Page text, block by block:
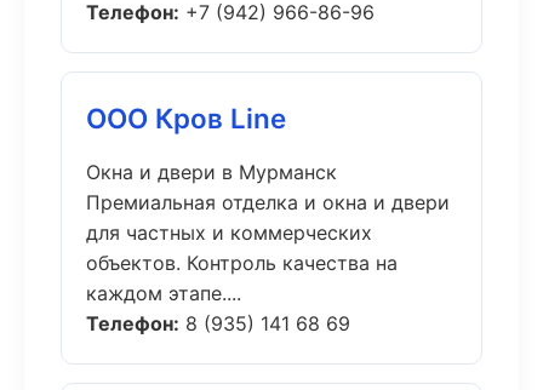
Телефон: +7 (942) 966-86-96
ООО Кров Line
Окна и двери в Мурманск
Премиальная отделка и окна и двери
для частных и коммерческих
объектов. Контроль качества на
каждом этапе....
Телефон: 8 (935) 141 68 69